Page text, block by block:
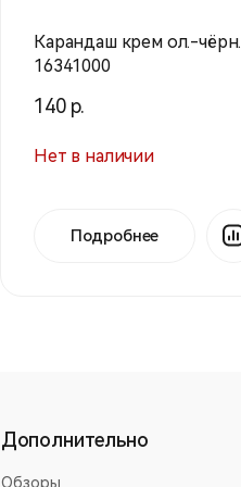
Карандаш крем ол.-чёрн.
16341000
140 р.
Нет в наличии
Подробнее
Дополнительно
Обзоры